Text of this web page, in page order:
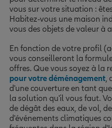
vous sur votre situation :
Habitez-vous une maison
vous des objets de valeur à
En fonction de votre profil
vous conseilleront la
offres. Que vous soyez à la
pour votre déménagement,
d'une couverture en tant que
la solution qu'il vous faut.
de dégât des eaux, de vol,
d'événements climatiques